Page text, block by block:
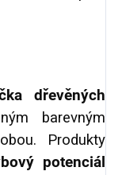
dřevěných
barevným
Produkty
potenciál